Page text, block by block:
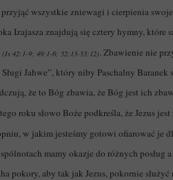
przyjąć wszystkie zniewagi i cierpienia
Izajasza znajdują się cztery hymny,
(Is 42:1-9; 49:1-6; 52:13-53:12). Zbawienie nie
Jahwe”, który niby Paschalny
że to Bóg zbawia, że Bóg jest ich
roku słowo Boże podkreśla, że Jezus
w jakim jesteśmy gotowi ofiarować je
mamy okazje do różnych posług
pokory, aby tak jak Jezus, pokornie